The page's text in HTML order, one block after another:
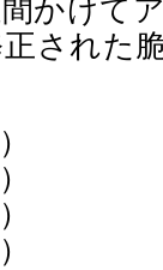
かけて
された